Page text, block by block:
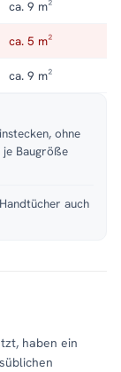
ca. 9 m²
ca. 5 m²
ca. 9 m²
ohne
je Baugröße
auch
haben ein